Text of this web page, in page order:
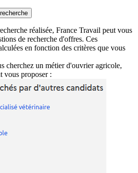
réalisée, France Travail peut vous
de recherche d'offres. Ces
en fonction des critères que vous
cherchez un métier d'ouvrier agricole,
vous proposer :